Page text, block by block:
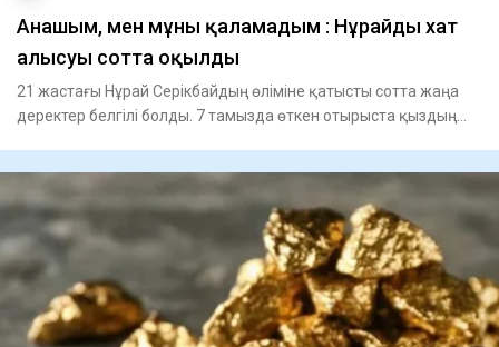
Анашым, мен мұны қаламадым : Нұрайдың хат
алысуы сотта оқылды
21 жастағы Нұрай Серікбайдың өліміне қатысты сотта жаңа
деректер белгілі болды. 7 тамызда өткен отырыста қыздың